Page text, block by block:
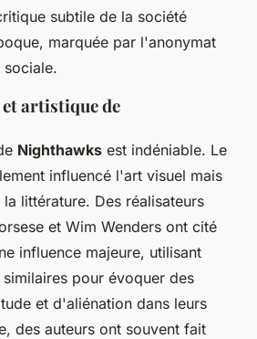
subtile de la société
marquée par l'anonymat
artistique de
Nighthawks est indéniable. Le
influencé l'art visuel mais
littérature. Des réalisateurs
et Wim Wenders ont cité
influence majeure, utilisant
pour évoquer des
et d'aliénation dans leurs
des auteurs ont souvent fait